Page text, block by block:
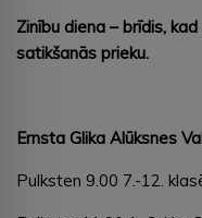
Zinību diena – brīdis,
satikšanās prieku.
Ernsta Glika Alūksnes
Pulksten 9.00 7.-12.